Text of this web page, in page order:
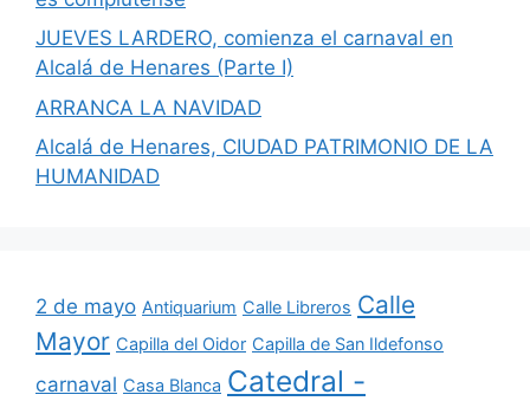
JUEVES LARDERO, comienza el carnaval en
Alcalá de Henares (Parte I)
ARRANCA LA NAVIDAD
Alcalá de Henares, CIUDAD PATRIMONIO DE LA
HUMANIDAD
2 de mayo Antiquarium Calle Libreros Calle
Mayor Capilla del Oidor Capilla de San Ildefonso
carnaval Casa Blanca Catedral -